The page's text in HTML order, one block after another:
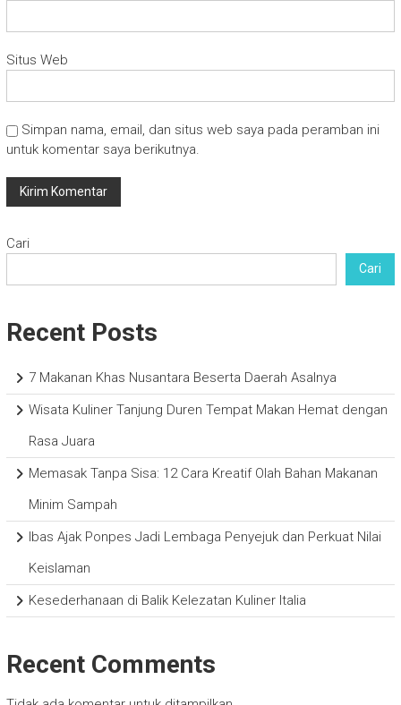
Situs Web
Simpan nama, email, dan situs web saya pada peramban ini
untuk komentar saya berikutnya.
Cari
Cari
Recent Posts
7 Makanan Khas Nusantara Beserta Daerah Asalnya
Wisata Kuliner Tanjung Duren Tempat Makan Hemat dengan
Rasa Juara
Memasak Tanpa Sisa: 12 Cara Kreatif Olah Bahan Makanan
Minim Sampah
Ibas Ajak Ponpes Jadi Lembaga Penyejuk dan Perkuat Nilai
Keislaman
Kesederhanaan di Balik Kelezatan Kuliner Italia
Recent Comments